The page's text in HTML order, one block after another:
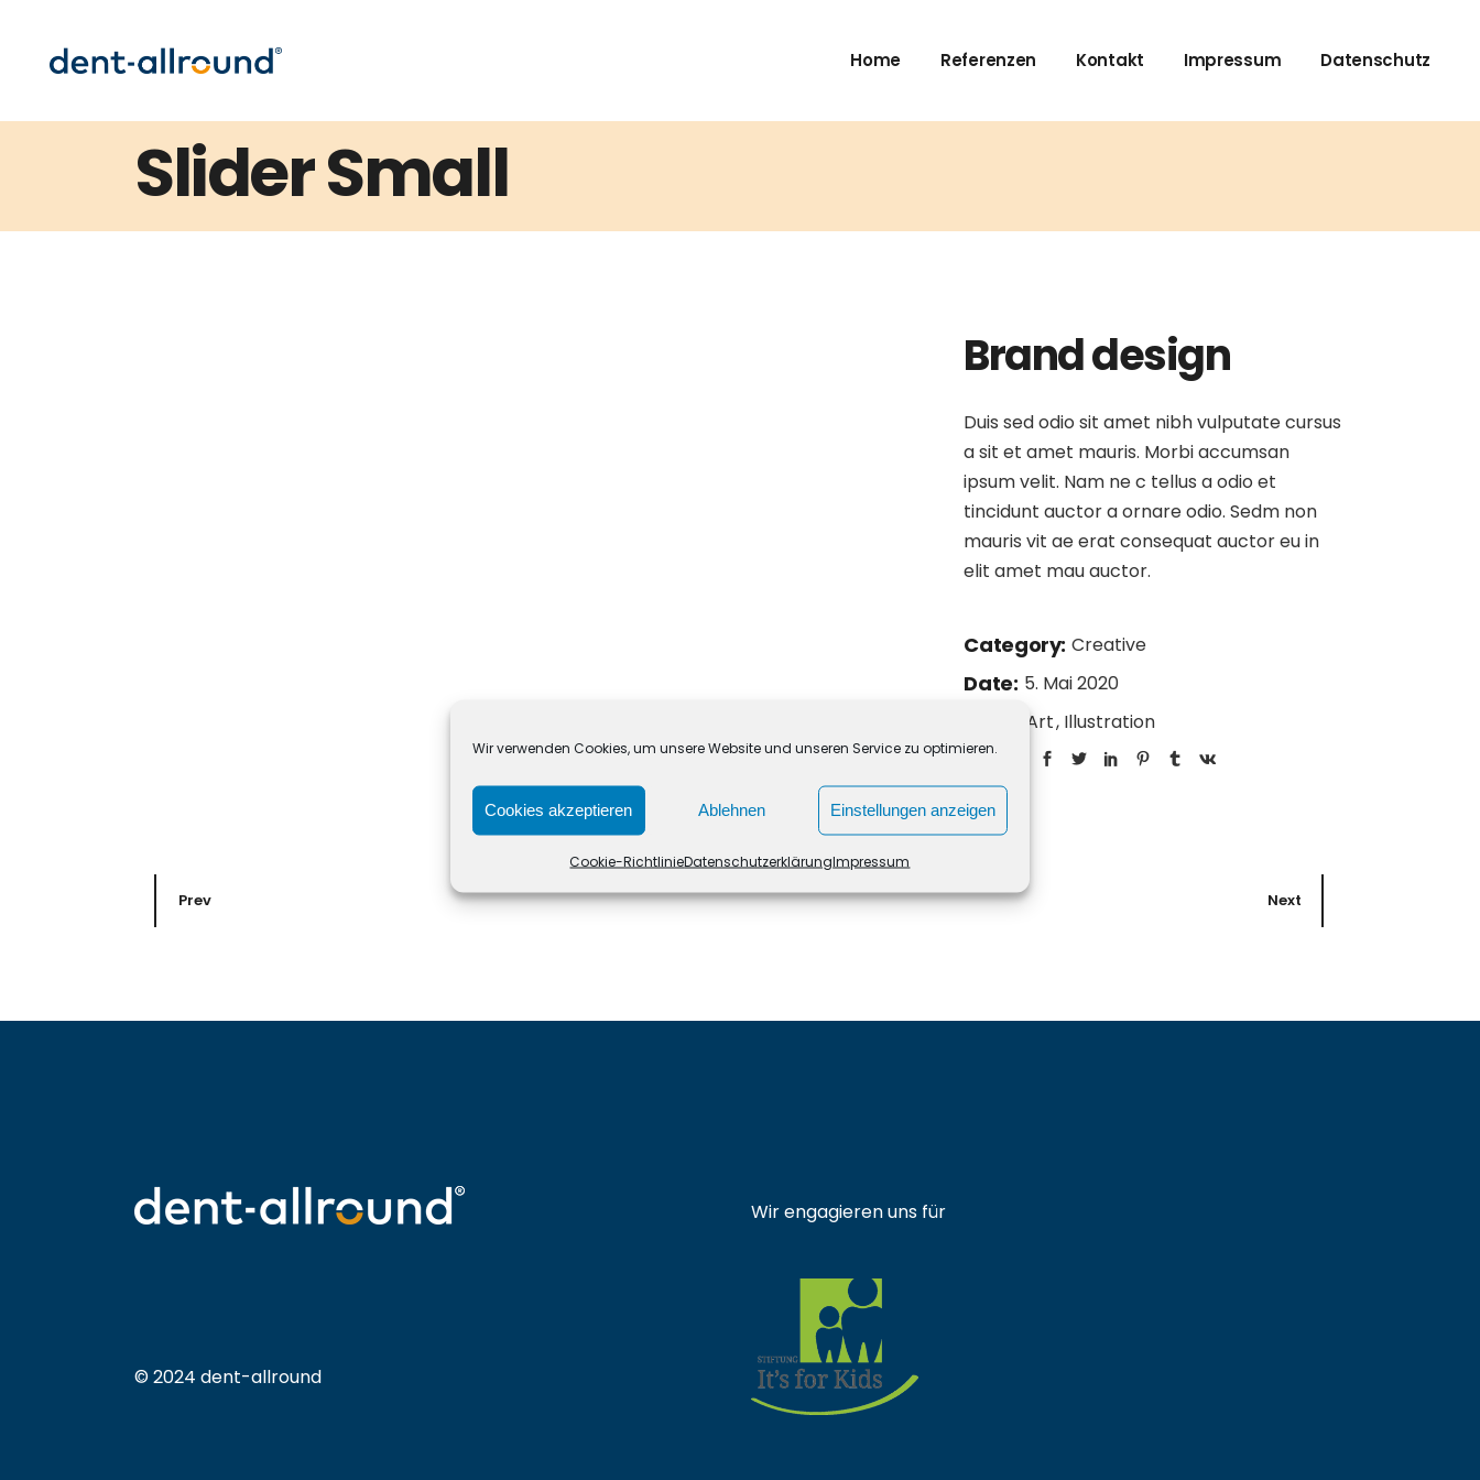
Wir verwenden Cookies, um unsere Website und unseren Service zu optimieren.
Cookies akzeptieren Ablehnen Einstellungen anzeigen
Cookie-RichtlinieDatenschutzerklärungImpressum
Home Referenzen Kontakt Impressum Datenschutz
Slider Small
Brand design
Duis sed odio sit amet nibh vulputate cursus
a sit et amet mauris. Morbi accumsan
ipsum velit. Nam ne c tellus a odio et
tincidunt auctor a ornare odio. Sedm non
mauris vit ae erat consequat auctor eu in
elit amet mau auctor.
Category: Creative
Date: 5. Mai 2020
Art Illustration
Share:
Prev Next
© 2024 dent-allround
Wir engagieren uns für